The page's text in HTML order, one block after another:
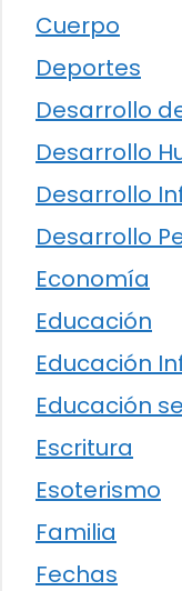
Cuerpo
Deportes
Desarrollo
Desarrollo
Desarrollo
Desarrollo
Economía
Educación
Educación
Educación
Escritura
Esoterismo
Familia
Fechas